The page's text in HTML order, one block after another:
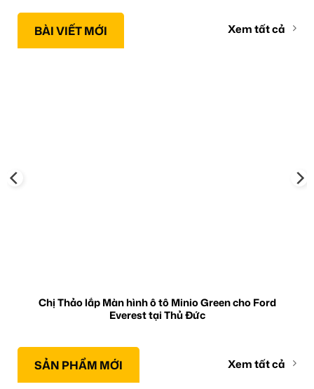
BÀI VIẾT MỚI Xem tất cả
Chị Thảo lắp Màn hình ô tô Minio Green cho Ford
Everest tại Thủ Đức
SẢN PHẨM MỚI Xem tất cả